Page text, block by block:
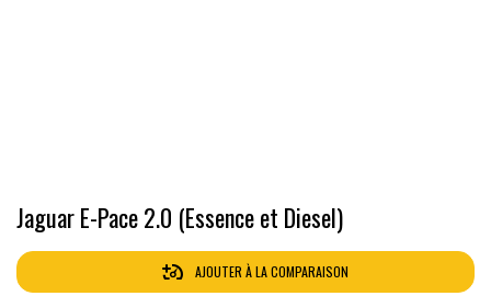
Jaguar E-Pace 2.0 (Essence et Diesel)
AJOUTER À LA COMPARAISON